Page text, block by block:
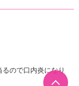
ので口内炎になり